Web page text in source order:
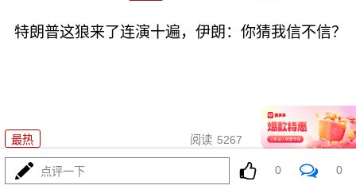
特朗普这狼来了连演十遍，伊朗：你猜我信不信？
最热 阅读 5267 08-03
政治自杀！菲律宾防长，你这是
点评一下 0 0